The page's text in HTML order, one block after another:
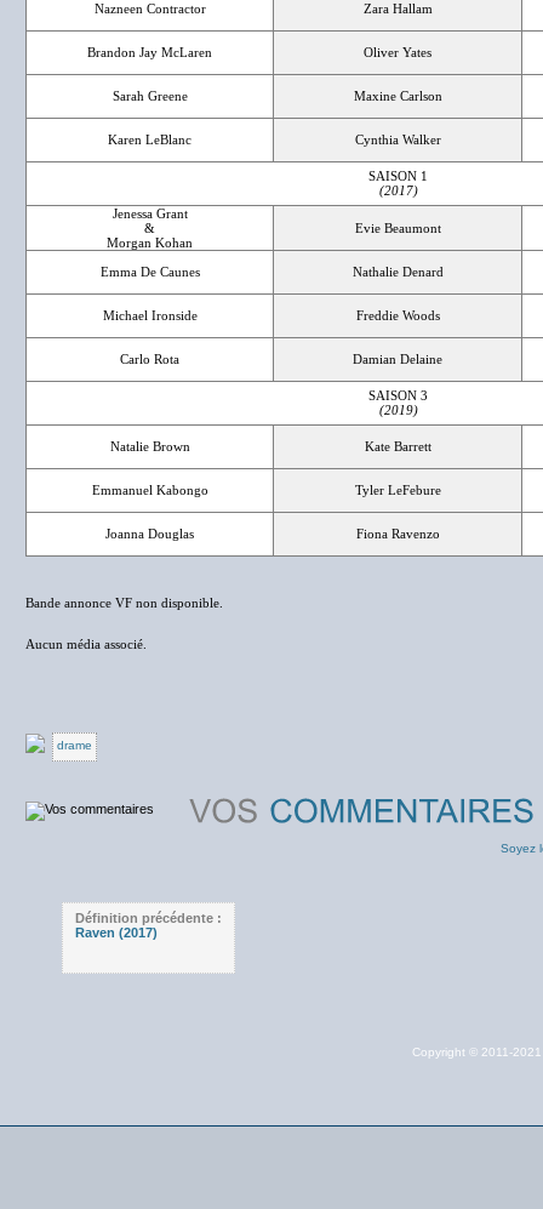
Nazneen Contractor Zara Hallam
Brandon Jay McLaren Oliver Yates
Sarah Greene Maxine Carlson
Karen LeBlanc Cynthia Walker
SAISON 1
(2017)
Jenessa Grant
&
Morgan Kohan
Evie Beaumont
Emma De Caunes Nathalie Denard
Michael Ironside Freddie Woods
Carlo Rota Damian Delaine
SAISON 3
(2019)
Natalie Brown Kate Barrett
Emmanuel Kabongo Tyler LeFebure
Joanna Douglas Fiona Ravenzo
Bande annonce VF non disponible.
Aucun média associé.
drame
Soyez
Définition précédente :
Raven (2017)
Copyright © 2011-